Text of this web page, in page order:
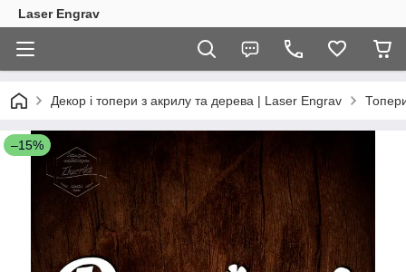
Laser Engrav
Декор і топери з акрилу та дерева | Laser Engrav
–15%